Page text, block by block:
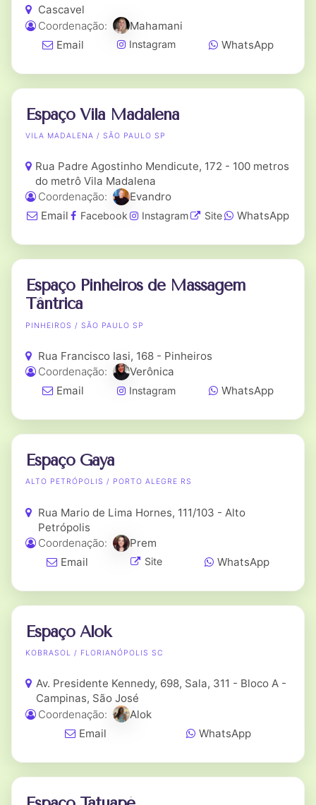
Cascavel
Coordenação:
Mahamani
Email
Instagram WhatsApp
Espaço Vila Madalena
VILA MADALENA / SÃO PAULO SP
Rua Padre Agostinho Mendicute, 172 - 100 metros
do metrô Vila Madalena
Coordenação:
Evandro
Email
Facebook Instagram Site WhatsApp
Espaço Pinheiros de Massagem
Tântrica
PINHEIROS / SÃO PAULO SP
Rua Francisco Iasi, 168 - Pinheiros
Coordenação:
Verônica
Email
Instagram WhatsApp
Espaço Gaya
ALTO PETRÓPOLIS / PORTO ALEGRE RS
Rua Mario de Lima Hornes, 111/103 - Alto
Petrópolis
Coordenação:
Prem
Email
Site WhatsApp
Espaço Alok
KOBRASOL / FLORIANÓPOLIS SC
Av. Presidente Kennedy, 698, Sala, 311 - Bloco A -
Campinas, São José
Coordenação:
Alok
Email
WhatsApp